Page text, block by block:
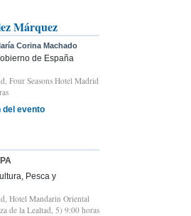
Márquez
Corina Machado
de España
Four Seasons Hotel Madrid
del evento
Pesca y
Hotel Mandarin Oriental
de la Lealtad, 5) 9:00 horas